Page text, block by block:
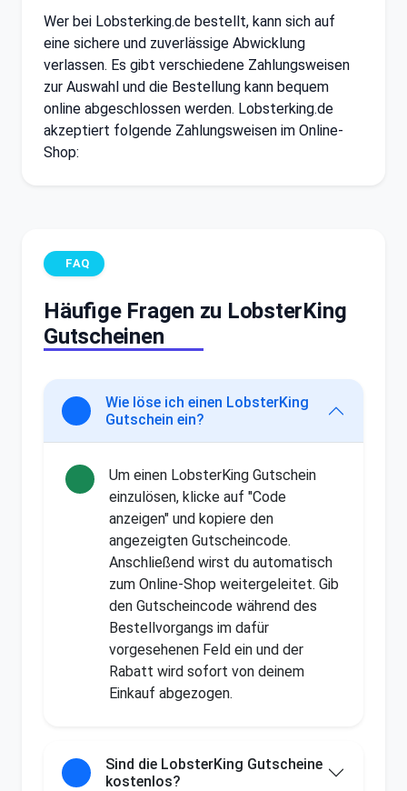
Wer bei Lobsterking.de bestellt, kann sich auf
eine sichere und zuverlässige Abwicklung
verlassen. Es gibt verschiedene Zahlungsweisen
zur Auswahl und die Bestellung kann bequem
online abgeschlossen werden. Lobsterking.de
akzeptiert folgende Zahlungsweisen im Online-
Shop:
FAQ
Häufige Fragen zu LobsterKing
Gutscheinen
Wie löse ich einen LobsterKing
Gutschein ein?
Um einen LobsterKing Gutschein
einzulösen, klicke auf "Code
anzeigen" und kopiere den
angezeigten Gutscheincode.
Anschließend wirst du automatisch
zum Online-Shop weitergeleitet. Gib
den Gutscheincode während des
Bestellvorgangs im dafür
vorgesehenen Feld ein und der
Rabatt wird sofort von deinem
Einkauf abgezogen.
Sind die LobsterKing Gutscheine
kostenlos?